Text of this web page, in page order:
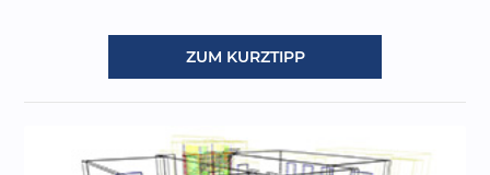
ZUM KURZTIPP